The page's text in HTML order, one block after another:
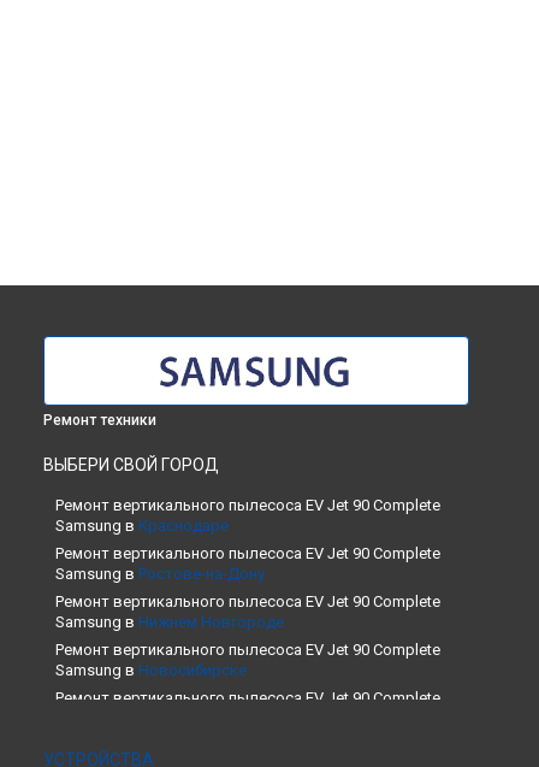
Ремонт техники
ВЫБЕРИ СВОЙ ГОРОД
Ремонт вертикального пылесоса EV Jet 90 Complete
Samsung в Краснодаре
Ремонт вертикального пылесоса EV Jet 90 Complete
Samsung в Ростове-на-Дону
Ремонт вертикального пылесоса EV Jet 90 Complete
Samsung в Нижнем Новгороде
Ремонт вертикального пылесоса EV Jet 90 Complete
Samsung в Новосибирске
Ремонт вертикального пылесоса EV Jet 90 Complete
Ремонт вертикального пылесоса EV Jet 90 Complete
УСТРОЙСТВА